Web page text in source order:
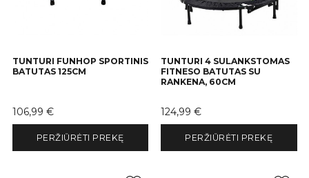
TUNTURI FUNHOP SPORTINIS
BATUTAS 125CM
Kaina
106,99 €
PERŽIŪRĖTI PREKĘ
TUNTURI 4 SULANKSTOMAS
FITNESO BATUTAS SU
RANKENA, 60CM
Kaina
124,99 €
PERŽIŪRĖTI PREKĘ